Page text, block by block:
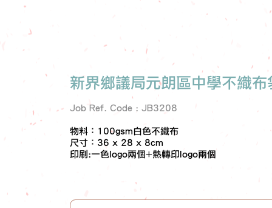
新界鄉議局元朗區中學不織布
Job Ref. Code : JB3208
物料：100gsm白色不織布
尺寸：36 x 28 x 8cm
印刷:一色logo兩個+熱轉印logo兩個